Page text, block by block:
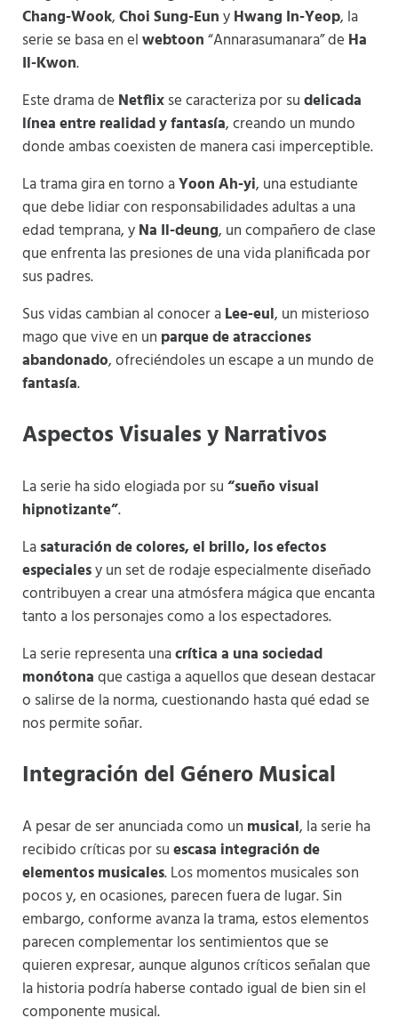
Chang-Wook,Choi Sung-EunyHwang In-Yeop, la
serie se basa en elwebtoon“Annarasumanara” de Ha
Il-Kwon.
Este drama de Netflixse caracteriza por sudelicada
línea entre realidad y fantasía, creando un mundo
donde ambas coexisten de manera casi imperceptible​​.
La trama gira en torno aYoon Ah-yi, una estudiante
que debe lidiar con responsabilidades adultas a una
edad temprana, yNa Il-deung, un compañero de clase
que enfrenta las presiones de una vida planificada por
sus padres.
Sus vidas cambian al conocer aLee-eul, un misterioso
mago que vive en un parque de atracciones
abandonado, ofreciéndoles un escape a un mundo de
fantasía​.
Aspectos Visuales y Narrativos
La serie ha sido elogiada por su“sueño visual
hipnotizante”.
Lasaturación de colores, el brillo, los efectos
especialesy un set de rodaje especialmente diseñado
contribuyen a crear una atmósfera mágica que encanta
tanto a los personajes como a los espectadores.
La serie representa unacrítica a una sociedad
monótonaque castiga a aquellos que desean destacar
o salirse de la norma, cuestionando hasta qué edad se
nos permite soñar​​.
Integración del Género Musical
A pesar de ser anunciada como un musical, la serie ha
recibido críticas por suescasa integración de
elementos musicales. Los momentos musicales son
pocos y, en ocasiones, parecen fuera de lugar. Sin
embargo, conforme avanza la trama, estos elementos
parecen complementar los sentimientos que se
quieren expresar, aunque algunos críticos señalan que
la historia podría haberse contado igual de bien sin el
componente musical​​.